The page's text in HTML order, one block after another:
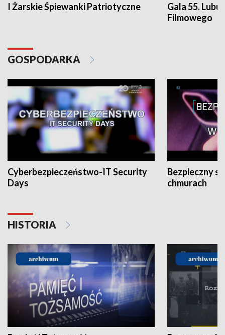
I Żarskie Śpiewanki Patriotyczne
Gala 55.
Filmowego
GOSPODARKA
Cyberbezpieczeństwo-IT Security
Days
Bezpieczny
chmurach
HISTORIA